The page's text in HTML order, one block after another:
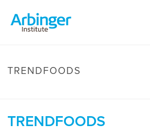
TRENDFOODS
TRENDFOODS